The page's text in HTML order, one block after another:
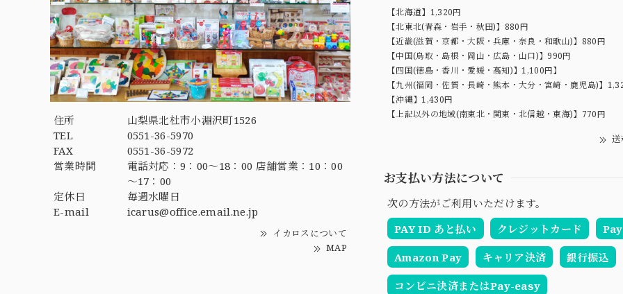
住所
山梨県北杜市小淵沢町1526
TEL
0551-36-5970
FAX
0551-36-5972
営業時間
電話対応：9：00～18：00 店舗営業：10：00
～17：00
定休日
毎週水曜日
E-mail
icarus@office.email.ne.jp
イカロスについて
MAP
【北海道】1,320円
【北東北(青森・岩手・秋田)】880円
【近畿(滋賀・京都・大阪・兵庫・奈良・和歌山)】880円
【中国(鳥取・島根・岡山・広島・山口)】990円
【四国(徳島・香川・愛媛・高知)】1,100円】
【九州(福岡・佐賀・長崎・熊本・大分・宮崎・鹿児島)】
【沖縄】1,430円
【上記以外の地域(南東北・関東・北信越・東海)】770円
お支払い方法について
次の方法がご利用いただけます。
PAY ID あと払い
クレジットカード
Amazon Pay キャリア決済 銀行振込
コンビニ決済またはPay-easy